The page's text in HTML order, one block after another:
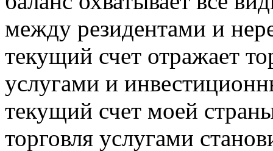
между резидентами и
текущий счет отражает
услугами и
текущий счет моей
торговля услугами